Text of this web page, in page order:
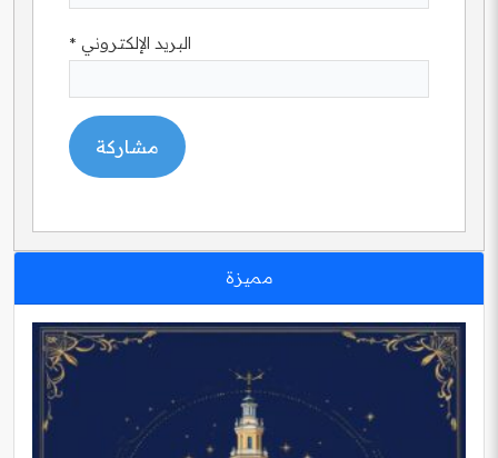
البريد الإلكتروني *
مميزة